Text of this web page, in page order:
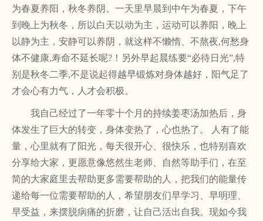
为春夏养阳，秋冬养阴。一天里早晨到中午为春夏，下午
到晚上为秋冬，所以白天以动为主，运动可以养阳，晚上
以静为主，安静可以养阴，就这样不懒惰、不熬夜,何愁身
体不健康,寿命不延长呢?！另外早起晨练要“必待日光”,特
别是秋冬二季,不是说起得越早锻炼对身体越好，阳气足了
才会心有力气，人才会积极。
我自己经过了一年零十个月的持续姜枣汤加热后，身
体发生了巨大的转变，身体变热了，心也热了。
人有了能
量，心里就有了阳光，每天很开心、很快乐，也特别喜欢
分享给大家，更愿意像悠然生老师、自然等助手们，在至
简的大家庭里去帮助更多需要帮助的人，把我们的能量传
递给每一位需要帮助的人，希望朋友们早学习、早明理、
早受益，来摆脱病痛的折磨，让自己活出自我。现如今我